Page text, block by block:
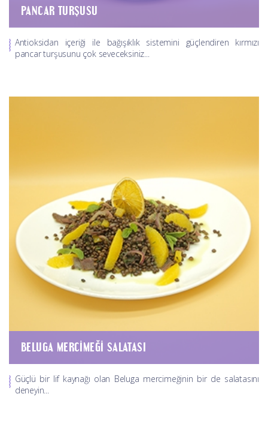
PANCAR TURŞUSU
Antioksidan içeriği ile bağışıklık sistemini güçlendiren kırmızı
pancar turşusunu çok seveceksiniz...
BELUGA MERCIMEĞI SALATASI
Güçlü bir lif kaynağı olan Beluga mercimeğinin bir de salatasını
deneyin...